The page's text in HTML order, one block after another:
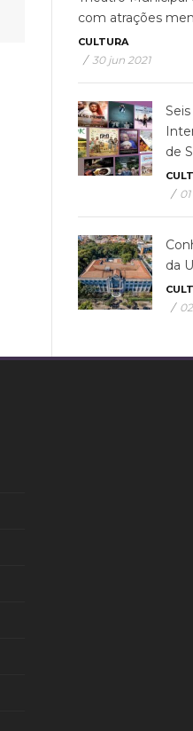
com atrações
CULTURA
/ 30 jun 2021
de
/
da
/